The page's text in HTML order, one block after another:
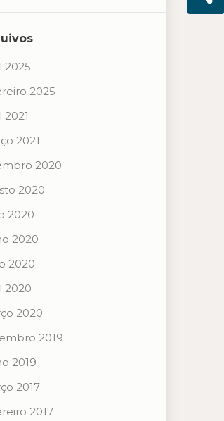
2025
2025
2021
2021
2020
2020
2020
2020
2020
2020
2020
2019
2019
2017
2017